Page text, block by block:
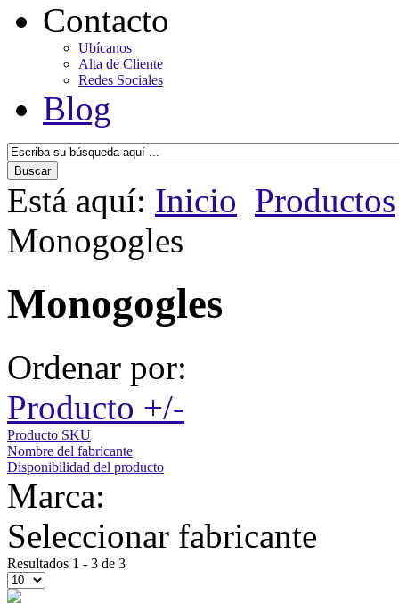
Contacto
Ubícanos
Alta de Cliente
Redes Sociales
Blog
Está aquí: Inicio Productos
Monogogles
Monogogles
Ordenar por:
Producto +/-
Producto SKU
Nombre del fabricante
Disponibilidad del producto
Marca:
Seleccionar fabricante
Resultados 1 - 3 de 3